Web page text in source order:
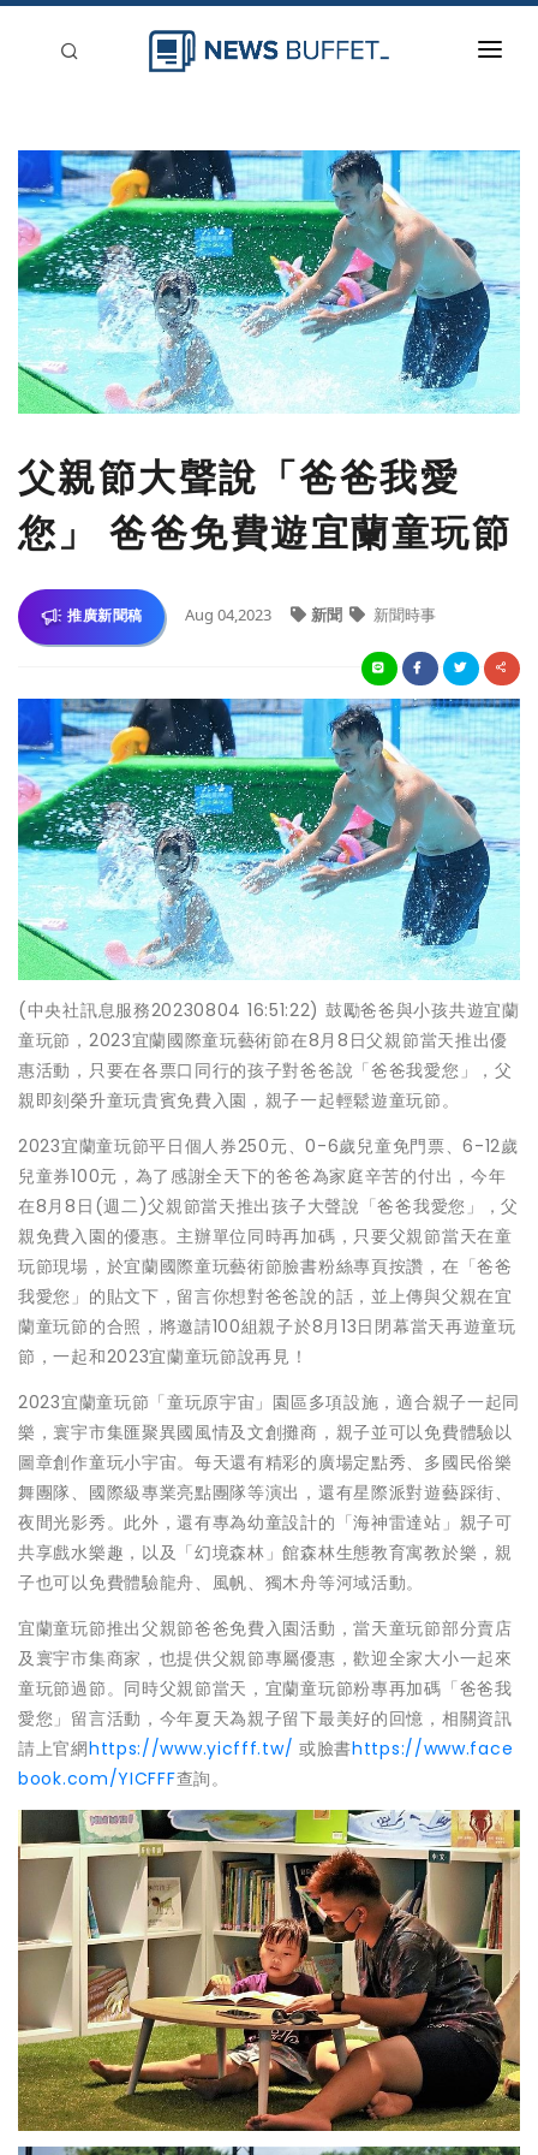
新聞稿分類
登入
刊登
父親節大聲說「爸爸我愛
您」 爸爸免費遊宜蘭童玩節
推廣新聞稿 Aug 04,2023 新聞 新聞時事
(中央社訊息服務20230804 16:51:22) 鼓勵爸爸與小孩共遊宜蘭
童玩節，2023宜蘭國際童玩藝術節在8月8日父親節當天推出優
惠活動，只要在各票口同行的孩子對爸爸說「爸爸我愛您」，父
親即刻榮升童玩貴賓免費入園，親子一起輕鬆遊童玩節。
2023宜蘭童玩節平日個人券250元、0-6歲兒童免門票、6-12歲
兒童券100元，為了感謝全天下的爸爸為家庭辛苦的付出，今年
在8月8日(週二)父親節當天推出孩子大聲說「爸爸我愛您」，父
親免費入園的優惠。主辦單位同時再加碼，只要父親節當天在童
玩節現場，於宜蘭國際童玩藝術節臉書粉絲專頁按讚，在「爸爸
我愛您」的貼文下，留言你想對爸爸說的話，並上傳與父親在宜
蘭童玩節的合照，將邀請100組親子於8月13日閉幕當天再遊童玩
節，一起和2023宜蘭童玩節說再見！
2023宜蘭童玩節「童玩原宇宙」園區多項設施，適合親子一起同
樂，寰宇市集匯聚異國風情及文創攤商，親子並可以免費體驗以
圖章創作童玩小宇宙。每天還有精彩的廣場定點秀、多國民俗樂
舞團隊、國際級專業亮點團隊等演出，還有星際派對遊藝踩街、
夜間光影秀。此外，還有專為幼童設計的「海神雷達站」親子可
共享戲水樂趣，以及「幻境森林」館森林生態教育寓教於樂，親
子也可以免費體驗龍舟、風帆、獨木舟等河域活動。
宜蘭童玩節推出父親節爸爸免費入園活動，當天童玩節部分賣店
及寰宇市集商家，也提供父親節專屬優惠，歡迎全家大小一起來
童玩節過節。同時父親節當天，宜蘭童玩節粉專再加碼「爸爸我
愛您」留言活動，今年夏天為親子留下最美好的回憶，相關資訊
請上官網https://www.yicfff.tw/ 或臉書https://www.face
book.com/YICFFF查詢。